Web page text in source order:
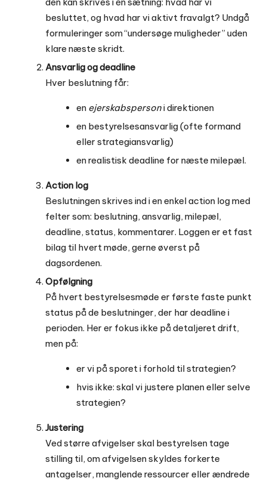
besluttet, og hvad har vi aktivt fravalgt? Undgå
formuleringer som “undersøge muligheder” uden
klare næste skridt.
Ansvarlig og deadline
Hver beslutning får:
en ejerskabspersoni direktionen
en bestyrelsesansvarlig (ofte formand
eller strategiansvarlig)
en realistisk deadline for næste milepæl.
Action log
Beslutningen skrives ind i en enkel action log med
felter som: beslutning, ansvarlig, milepæl,
deadline, status, kommentarer. Loggen er et fast
bilag til hvert møde, gerne øverst på
dagsordenen.
Opfølgning
På hvert bestyrelsesmøde er første faste punkt
status på de beslutninger, der har deadline i
perioden. Her er fokus ikke på detaljeret drift,
men på:
er vi på sporet i forhold til strategien?
hvis ikke: skal vi justere planen eller selve
strategien?
Justering
Ved større afvigelser skal bestyrelsen tage
stilling til, om afvigelsen skyldes forkerte
antagelser, manglende ressourcer eller ændrede